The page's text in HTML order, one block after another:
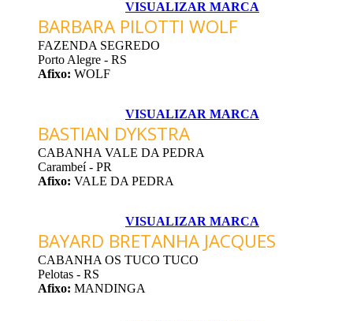
VISUALIZAR MARCA
BARBARA PILOTTI WOLF
FAZENDA SEGREDO
Porto Alegre - RS
Afixo: WOLF
VISUALIZAR MARCA
BASTIAN DYKSTRA
CABANHA VALE DA PEDRA
Carambeí - PR
Afixo: VALE DA PEDRA
VISUALIZAR MARCA
BAYARD BRETANHA JACQUES
CABANHA OS TUCO TUCO
Pelotas - RS
Afixo: MANDINGA